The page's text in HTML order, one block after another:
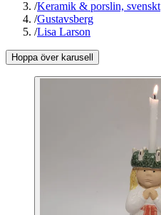
/Keramik & porslin, svenskt
/Gustavsberg
/Lisa Larson
Hoppa över karusell